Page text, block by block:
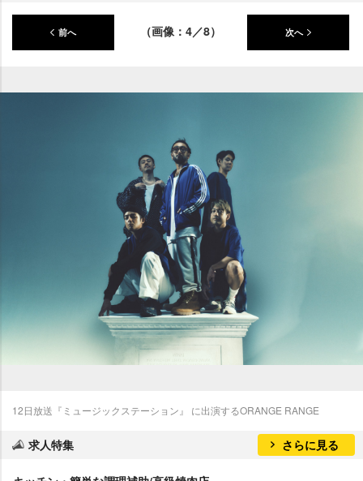
前へ （画像：4／8） 次へ
12日放送『ミュージックステーション』 に出演するORANGE RANGE
求人特集 さらに見る